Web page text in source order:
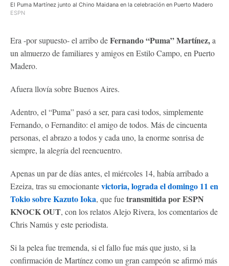
El Puma Martínez junto al Chino Maidana en la celebración en Puerto Madero
ESPN
Era -por supuesto- el arribo deFernando “Puma” Martínez,a
un almuerzo de familiares y amigos en Estilo Campo, en Puerto
Madero.
Afuera llovía sobre Buenos Aires.
Adentro, el “Puma” pasó a ser, para casi todos, simplemente
Fernando, o Fernandito: el amigo de todos. Más de cincuenta
personas, el abrazo a todos y cada uno, la enorme sonrisa de
siempre, la alegría del reencuentro.
Apenas un par de días antes, el miércoles 14, había arribado a
Ezeiza, tras su emocionantevictoria, lograda el domingo 11 en
Tokio sobre Kazuto Ioka, que fuetransmitida por ESPN
KNOCK OUT, con los relatos Alejo Rivera, los comentarios de
Chris Namús y este periodista.
Si la pelea fue tremenda, si el fallo fue más que justo, si la
confirmación de Martínez como un gran campeón se afirmó más